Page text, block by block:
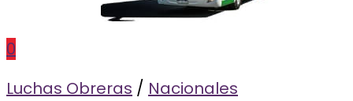
0
Luchas Obreras / Nacionales